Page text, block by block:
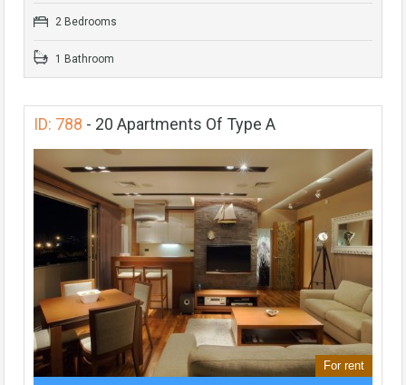
2 Bedrooms
1 Bathroom
ID: 788 - 20 Apartments Of Type A
For rent